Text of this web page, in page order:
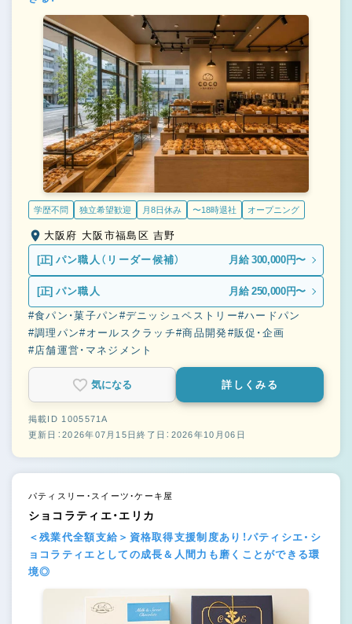
学歴不問 独立希望歓迎 月8日休み 〜18時退社 オープニング
大阪府 大阪市福島区 吉野
[正] パン職人（リーダー候補） 月給 300,000円〜
[正] パン職人 月給 250,000円〜
#食パン・菓子パン #デニッシュペストリー#ハードパン
#調理パン#オールスクラッチ#商品開発#販促・企画
#店舗運営・マネジメント
気になる 詳しくみる
掲載ID 1005571A
更新日：2026年07月15日終了日：2026年10月06日
パティスリー・スイーツ・ケーキ屋
ショコラティエ・エリカ
＜残業代全額支給＞資格取得支援制度あり！パティシエ・シ
ョコラティエとしての成長＆人間力も磨くことができる環
境◎